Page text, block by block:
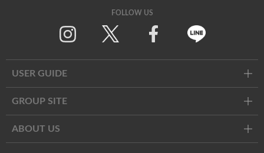
FOLLOW US
USER GUIDE
GROUP SITE
ABOUT US